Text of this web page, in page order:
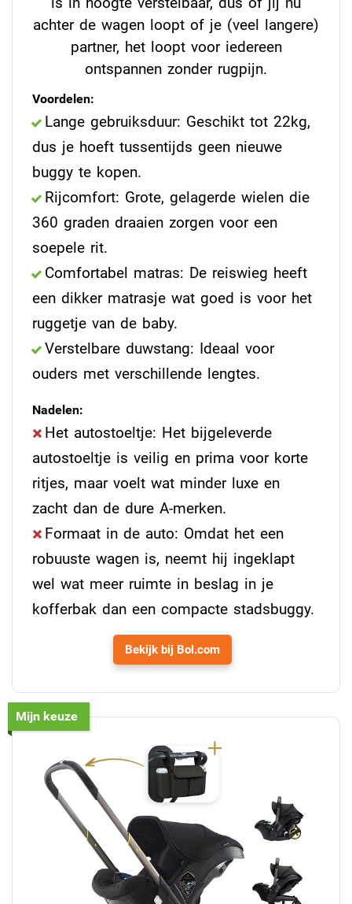
achter de wagen loopt of je (veel langere)
partner, het loopt voor iedereen
ontspannen zonder rugpijn.
Voordelen:
Lange gebruiksduur: Geschikt tot 22kg,
dus je hoeft tussentijds geen nieuwe
buggy te kopen.
Rijcomfort: Grote, gelagerde wielen die
360 graden draaien zorgen voor een
soepele rit.
Comfortabel matras: De reiswieg heeft
een dikker matrasje wat goed is voor het
ruggetje van de baby.
Verstelbare duwstang: Ideaal voor
ouders met verschillende lengtes.
Nadelen:
Het autostoeltje: Het bijgeleverde
autostoeltje is veilig en prima voor korte
ritjes, maar voelt wat minder luxe en
zacht dan de dure A-merken.
Formaat in de auto: Omdat het een
robuuste wagen is, neemt hij ingeklapt
wel wat meer ruimte in beslag in je
kofferbak dan een compacte stadsbuggy.
Bekijk bij Bol.com
Mijn keuze